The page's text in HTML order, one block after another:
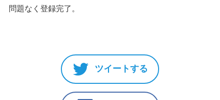
問題なく登録完了。
ツイートする